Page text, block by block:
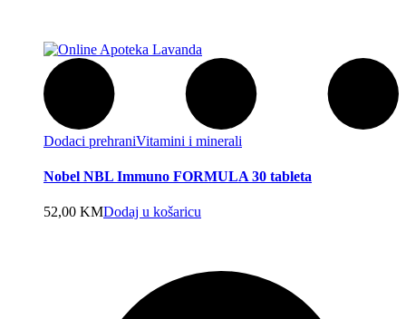
Dodaci prehraniVitamini i minerali
Nobel NBL Immuno FORMULA 30 tableta
52,00 KMDodaj u košaricu